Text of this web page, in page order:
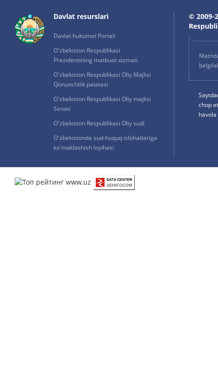
Davlat resurslari
Davlat hukumat Portali
O'zbekiston Respublikasi
Prezidentining matbuot xizmati
O'zbekiston Respublikasi Oliy Majlisi
Qonunchilik palatasi
O'zbekiston Respublikasi Oliy majlisi
Senati
O'zbekiston Respublikasi Oliy sudi
O'zbekistonda sud-huquq islohatlariga
ko'maklashish loyihasi
© 2009-
chop